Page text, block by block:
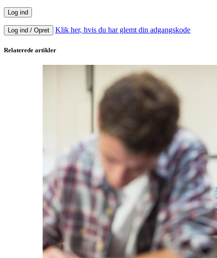
Log ind / Opret Klik her, hvis du har glemt din adgangskode
Relaterede artikler